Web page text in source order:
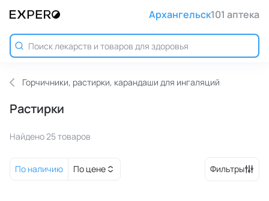
Архангельск101 аптека
Горчичники, растирки, карандаши для ингаляций
Растирки
Найдено 25 товаров
По наличию По цене Фильтры